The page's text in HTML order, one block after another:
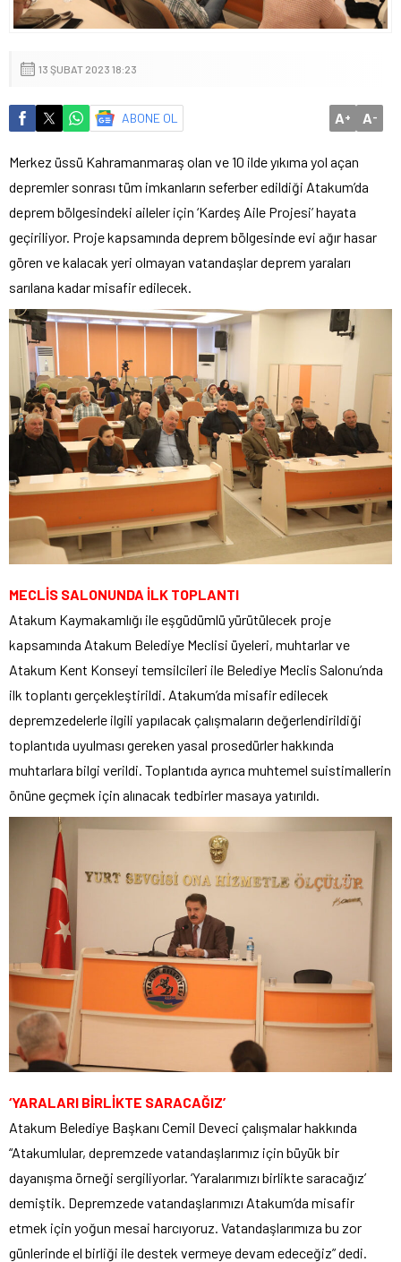
13 ŞUBAT 2023 18:23
ABONE OL A+ A-
Merkez üssü Kahramanmaraş olan ve 10 ilde yıkıma yol açan
depremler sonrası tüm imkanların seferber edildiği Atakum’da
deprem bölgesindeki aileler için ‘Kardeş Aile Projesi’ hayata
geçiriliyor. Proje kapsamında deprem bölgesinde evi ağır hasar
gören ve kalacak yeri olmayan vatandaşlar deprem yaraları
sarılana kadar misafir edilecek.
MECLİS SALONUNDA İLK TOPLANTI
Atakum Kaymakamlığı ile eşgüdümlü yürütülecek proje
kapsamında Atakum Belediye Meclisi üyeleri, muhtarlar ve
Atakum Kent Konseyi temsilcileri ile Belediye Meclis Salonu’nda
ilk toplantı gerçekleştirildi. Atakum’da misafir edilecek
depremzedelerle ilgili yapılacak çalışmaların değerlendirildiği
toplantıda uyulması gereken yasal prosedürler hakkında
muhtarlara bilgi verildi. Toplantıda ayrıca muhtemel suistimallerin
önüne geçmek için alınacak tedbirler masaya yatırıldı.
‘YARALARI BİRLİKTE SARACAĞIZ’
Atakum Belediye Başkanı Cemil Deveci çalışmalar hakkında
“Atakumlular, depremzede vatandaşlarımız için büyük bir
dayanışma örneği sergiliyorlar. ‘Yaralarımızı birlikte saracağız’
demiştik. Depremzede vatandaşlarımızı Atakum’da misafir
etmek için yoğun mesai harcıyoruz. Vatandaşlarımıza bu zor
günlerinde el birliği ile destek vermeye devam edeceğiz” dedi.